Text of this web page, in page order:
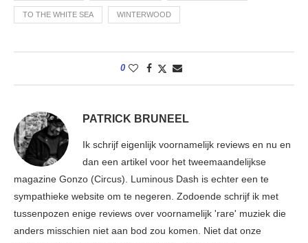
TO THE WHITE SEA WINTERWOOD
0
PATRICK BRUNEEL
Ik schrijf eigenlijk voornamelijk reviews en nu en
dan een artikel voor het tweemaandelijkse
magazine Gonzo (Circus). Luminous Dash is echter een te
sympathieke website om te negeren. Zodoende schrijf ik met
tussenpozen enige reviews over voornamelijk 'rare' muziek die
anders misschien niet aan bod zou komen. Niet dat onze